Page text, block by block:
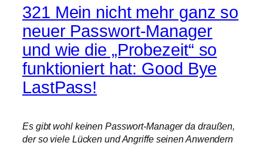
321 Mein nicht mehr ganz so
neuer Passwort-Manager
und wie die „Probezeit“ so
funktioniert hat: Good Bye
LastPass!
Es gibt wohl keinen Passwort-Manager da draußen,
der so viele Lücken und Angriffe seinen Anwendern